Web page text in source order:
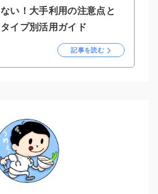
ない！大手利用の注意点と
タイプ別活用ガイド
記事を読む